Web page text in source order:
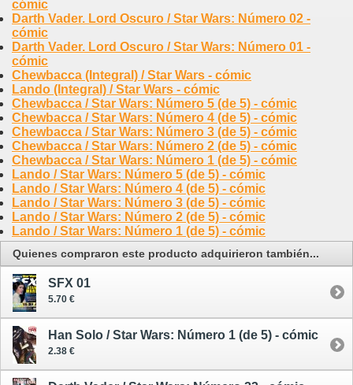
cómic
Darth Vader. Lord Oscuro / Star Wars: Número 02 -
cómic
Darth Vader. Lord Oscuro / Star Wars: Número 01 -
cómic
Chewbacca (Integral) / Star Wars - cómic
Lando (Integral) / Star Wars - cómic
Chewbacca / Star Wars: Número 5 (de 5) - cómic
Chewbacca / Star Wars: Número 4 (de 5) - cómic
Chewbacca / Star Wars: Número 3 (de 5) - cómic
Chewbacca / Star Wars: Número 2 (de 5) - cómic
Chewbacca / Star Wars: Número 1 (de 5) - cómic
Lando / Star Wars: Número 5 (de 5) - cómic
Lando / Star Wars: Número 4 (de 5) - cómic
Lando / Star Wars: Número 3 (de 5) - cómic
Lando / Star Wars: Número 2 (de 5) - cómic
Lando / Star Wars: Número 1 (de 5) - cómic
Quienes compraron este producto adquirieron también...
SFX 01
5.70 €
Han Solo / Star Wars: Número 1 (de 5) - cómic
2.38 €